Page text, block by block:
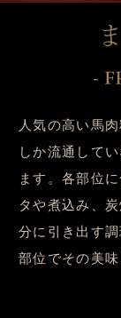
人気の高い馬
しか流通して
ます。各部位
タや煮込み、
分に引き出す
部位でその美